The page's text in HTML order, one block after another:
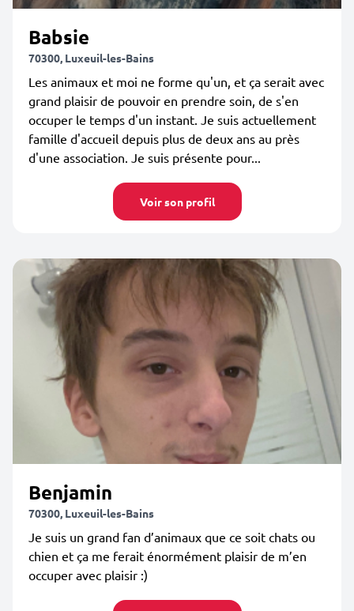
Babsie
70300, Luxeuil-les-Bains
Les animaux et moi ne forme qu'un, et ça serait avec
grand plaisir de pouvoir en prendre soin, de s'en
occuper le temps d'un instant. Je suis actuellement
famille d'accueil depuis plus de deux ans au près
d'une association. Je suis présente pour...
Voir son profil
Benjamin
70300, Luxeuil-les-Bains
Je suis un grand fan d’animaux que ce soit chats ou
chien et ça me ferait énormément plaisir de m’en
occuper avec plaisir :)